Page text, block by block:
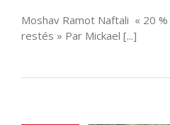
Moshav Ramot Naftali « 20
restés » Par Mickael [...]
LA UNE
Accords
Anti-
Antisémitisme
Conférences